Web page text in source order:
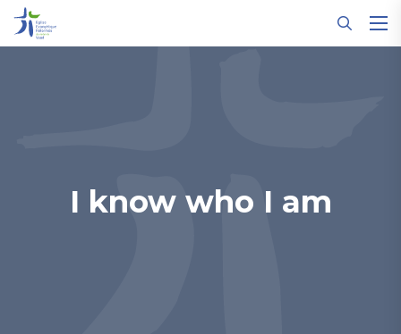
I know who I am
Panneau de gestion des cookies